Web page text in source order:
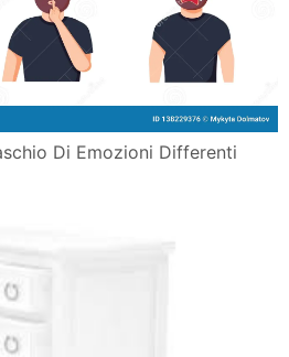
Di Emozioni Differenti